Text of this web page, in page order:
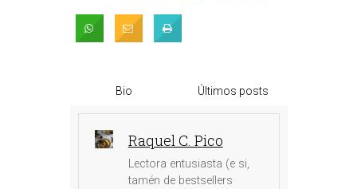
Bio Últimos posts
Raquel C. Pico
Lectora entusiasta (e si,
tamén de bestsellers